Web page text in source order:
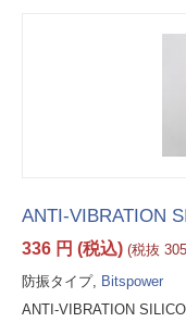
ANTI-VIBRATION
336 円 (税込) (税抜 305
防振タイプ, Bitspower
ANTI-VIBRATION